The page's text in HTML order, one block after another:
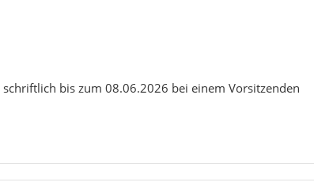
bis zum 08.06.2026 bei einem Vorsitzenden